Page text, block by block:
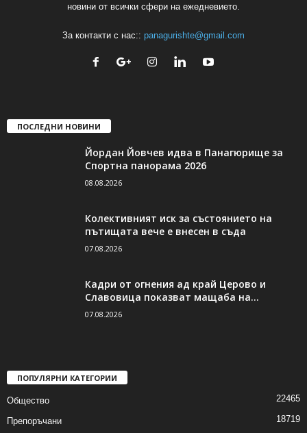
новини от всички сфери на ежедневието.
За контакти с нас:: panagurishte@gmail.com
ПОСЛЕДНИ НОВИНИ
Йордан Йовчев идва в Панагюрище за
Спортна панорама 2026
08.08.2026
Колективният иск за състоянието на
пътищата вече е внесен в съда
07.08.2026
Кадри от огнения ад край Церово и
Славовица показват мащаба на...
07.08.2026
ПОПУЛЯРНИ КАТЕГОРИИ
Общество 22465
Препоръчани 18719